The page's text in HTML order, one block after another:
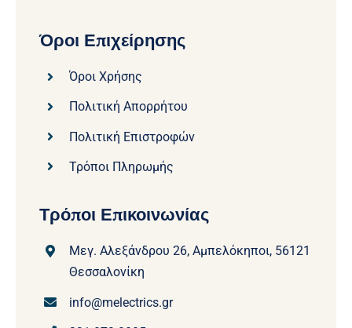
Όροι Επιχείρησης
Όροι Χρήσης
Πολιτική Απορρήτου
Πολιτική Επιστροφών
Τρόποι Πληρωμής
Τρόποι Επικοινωνίας
Μεγ. Αλεξάνδρου 26, Αμπελόκηποι, 56121
Θεσσαλονίκη
info@melectrics.gr